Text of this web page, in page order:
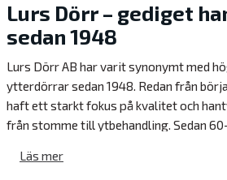
Lurs Dörr – gediget
sedan 1948
Lurs Dörr AB har varit synonymt med
ytterdörrar sedan 1948. Redan från
haft ett starkt fokus på kvalitet och
från stomme till ytbehandling. Sedan
utvecklat sina produktionsmetoder utan
Läs mer